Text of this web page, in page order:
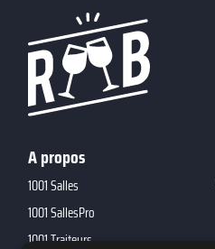
A propos
1001 Salles
1001 SallesPro
1001 Traiteurs